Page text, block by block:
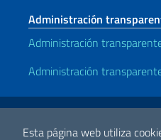
Esta página web utiliza
Administración
Administración
Administración
Enlaces útiles